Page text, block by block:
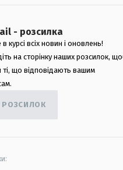
- розсилка
курсі всіх новин і оновлень!
на сторінку наших розсилок,
ті, що відповідають вашим
РОЗСИЛОК